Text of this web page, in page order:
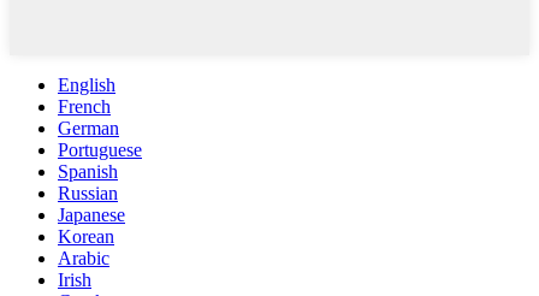
English
French
German
Portuguese
Spanish
Russian
Japanese
Korean
Arabic
Irish